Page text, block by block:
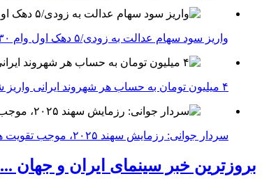
واریز سود سهام عدالت به زودی/۵ دهک اول وام ۳۰ میلیون تومانی می‌گیرند
۴ میلیون تومان به حساب هر شهروند ایرانی واریز شد
سردار جوانی: رزمایش سهند ۲۰۲۵، موجب تقویت همکاری‌های نظامی ایران با کشور‌های عضو شانگهای می‌شود
بروزترین خبر سینمای ایران و جهان ...